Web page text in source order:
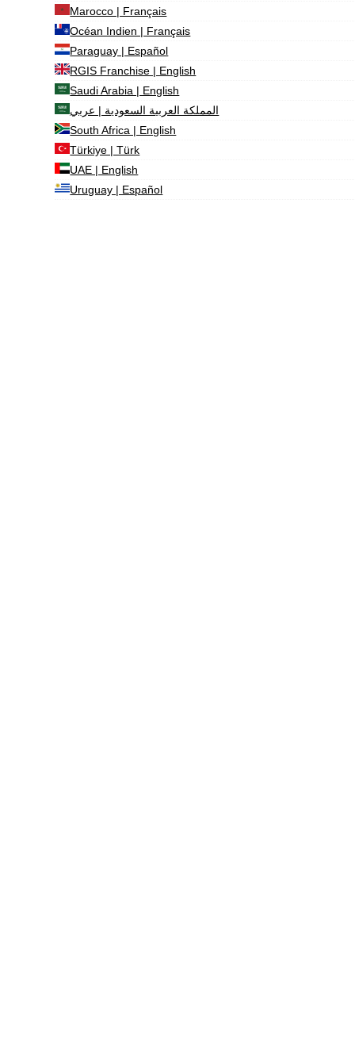
Marocco | Français
Océan Indien | Français
Paraguay | Español
RGIS Franchise | English
Saudi Arabia | English
المملكة العربية السعودية | عربي
South Africa | English
Türkiye | Türk
UAE | English
Uruguay | Español